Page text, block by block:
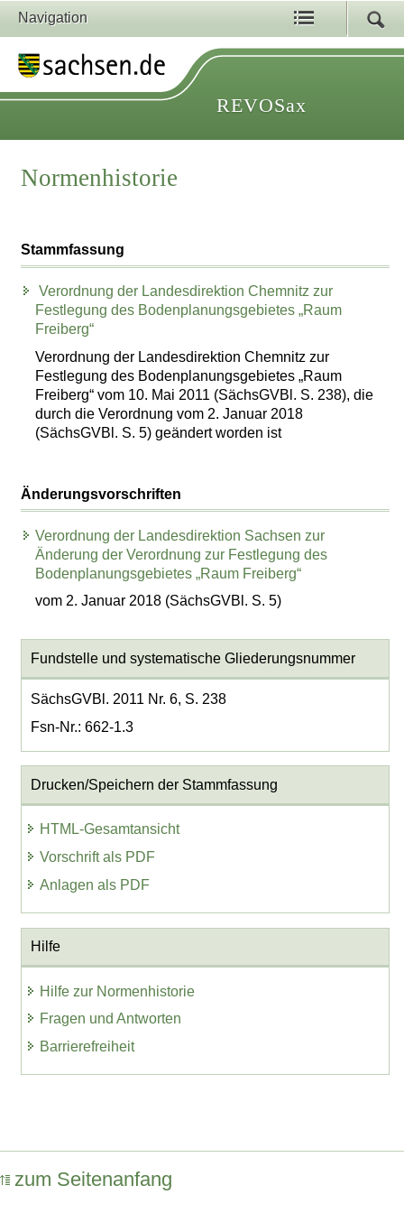
Navigation
REVOSax
Normenhistorie
Stammfassung
Verordnung der Landesdirektion Chemnitz zur
Festlegung des Bodenplanungsgebietes „Raum
Freiberg“
Verordnung der Landesdirektion Chemnitz zur
Festlegung des Bodenplanungsgebietes „Raum
Freiberg“ vom 10. Mai 2011 (SächsGVBl. S. 238), die
durch die Verordnung vom 2. Januar 2018
(SächsGVBl. S. 5) geändert worden ist
Änderungsvorschriften
Verordnung der Landesdirektion Sachsen zur
Änderung der Verordnung zur Festlegung des
Bodenplanungsgebietes „Raum Freiberg“
vom 2. Januar 2018 (SächsGVBl. S. 5)
Fundstelle und systematische Gliederungsnummer
SächsGVBl. 2011 Nr. 6, S. 238
Fsn-Nr.: 662-1.3
Drucken/Speichern der Stammfassung
HTML-Gesamtansicht
Vorschrift als PDF
Anlagen als PDF
Hilfe
Hilfe zur Normenhistorie
Fragen und Antworten
Barrierefreiheit
zum Seitenanfang